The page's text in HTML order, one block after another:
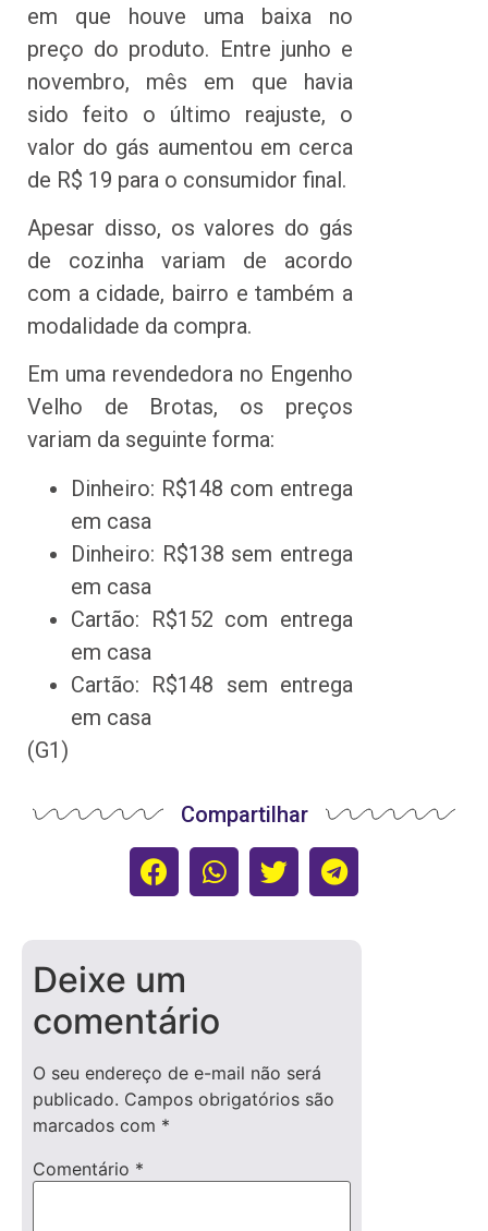
em que houve uma baixa no
preço do produto. Entre junho e
novembro, mês em que havia
sido feito o último reajuste, o
valor do gás aumentou em cerca
de R$ 19 para o consumidor final.
Apesar disso, os valores do gás
de cozinha variam de acordo
com a cidade, bairro e também a
modalidade da compra.
Em uma revendedora no Engenho
Velho de Brotas, os preços
variam da seguinte forma:
Dinheiro: R$148 com entrega
em casa
Dinheiro: R$138 sem entrega
em casa
Cartão: R$152 com entrega
em casa
Cartão: R$148 sem entrega
em casa
(G1)
Compartilhar
Deixe um
comentário
O seu endereço de e-mail não será
publicado. Campos obrigatórios são
marcados com *
Comentário *